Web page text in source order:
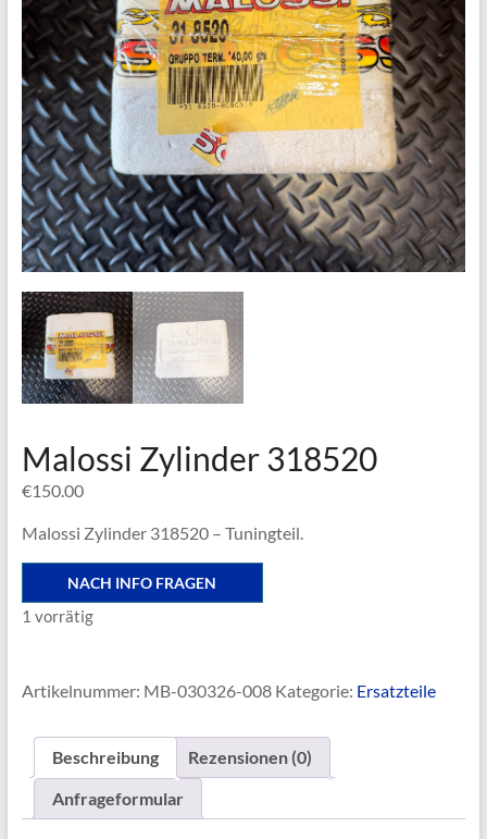
Malossi Zylinder 318520
€150.00
Malossi Zylinder 318520 – Tuningteil.
NACH INFO FRAGEN
1 vorrätig
Artikelnummer: MB-030326-008 Kategorie: Ersatzteile
Beschreibung
Rezensionen (0)
Anfrageformular